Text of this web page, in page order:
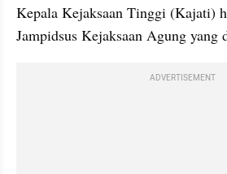
Kepala Kejaksaan Tinggi (Kajati)
Jampidsus Kejaksaan Agung yang
ADVERTISEMENT